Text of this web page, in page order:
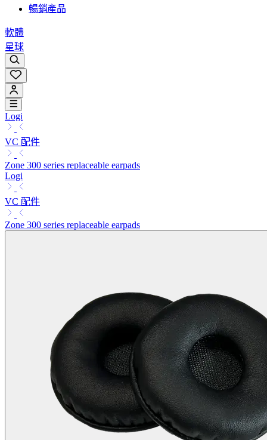
暢銷產品
軟體
星球
Logi
VC 配件
Zone 300 series replaceable earpads
Logi
VC 配件
Zone 300 series replaceable earpads